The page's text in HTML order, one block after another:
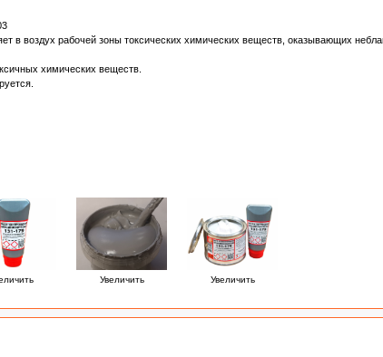
в воздух рабочей зоны токсических химических веществ, оказывающих
химических веществ.
Увеличить Увеличить